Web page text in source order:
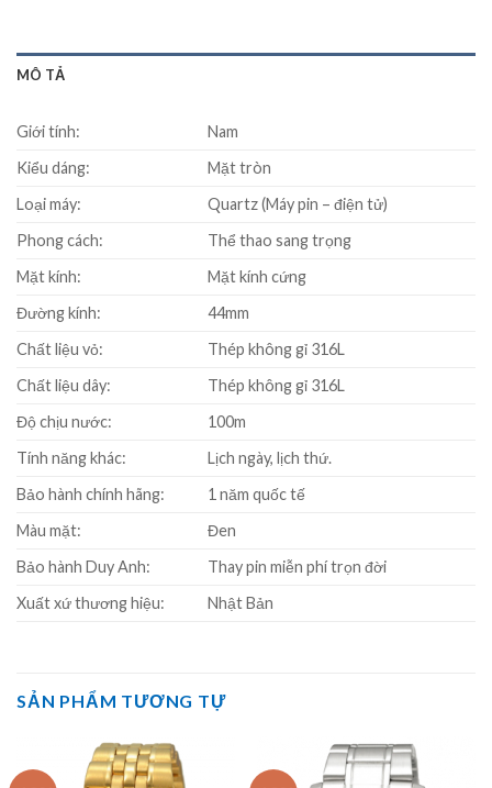
MÔ TẢ
Giới tính:
Nam
Kiểu dáng:
Mặt tròn
Loại máy:
Quartz (Máy pin – điện tử)
Phong cách:
Thể thao sang trọng
Mặt kính:
Mặt kính cứng
Đường kính:
44mm
Chất liệu vỏ:
Thép không gỉ 316L
Chất liệu dây:
Thép không gỉ 316L
Độ chịu nước:
100m
Tính năng khác:
Lịch ngày, lịch thứ.
Bảo hành chính hãng:
1 năm quốc tế
Màu mặt:
Đen
Bảo hành Duy Anh:
Thay pin miễn phí trọn đời
Xuất xứ thương hiệu:
Nhật Bản
SẢN PHẨM TƯƠNG TỰ